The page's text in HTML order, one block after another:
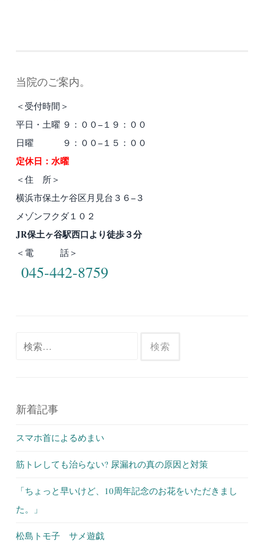
当院のご案内。
＜受付時間＞
平日・土曜 ９：００−１９：００
日曜 ９：００−１５：００
定休日：水曜
＜住 所＞
横浜市保土ケ谷区月見台３６−３
メゾンフクダ１０２
JR保土ヶ谷駅西口より徒歩３分
＜電 話＞
045-442-8759
新着記事
スマホ首によるめまい
筋トレしても治らない? 尿漏れの真の原因と対策
「ちょっと早いけど、10周年記念のお花をいただきまし
た。」
松島トモ子 サメ遊戯